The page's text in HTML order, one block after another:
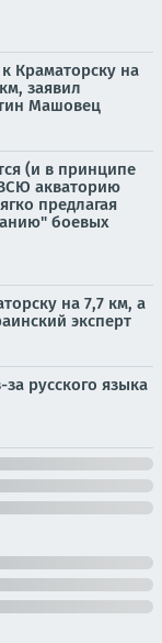
Краматорску на
заявил
Машовец
(и в принципе
акваторию
предлагая
боевых
на 7,7 км, а
эксперт
русского языка